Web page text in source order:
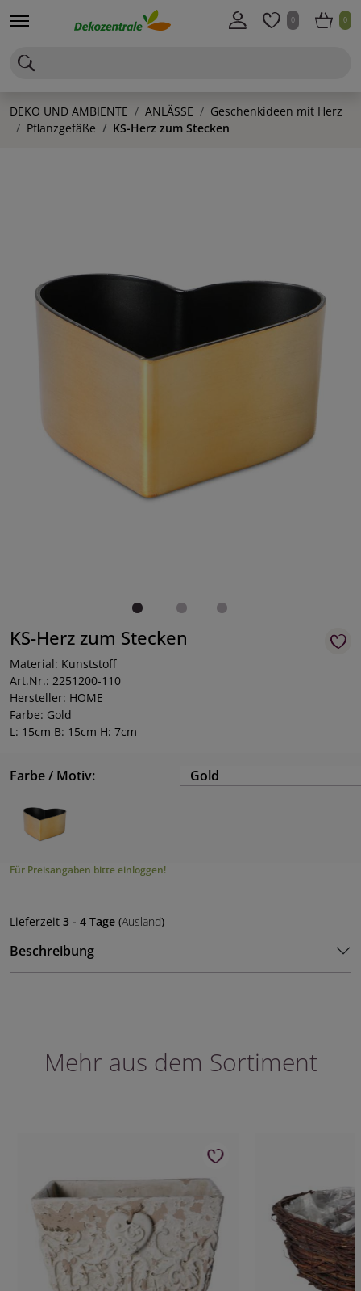
0 0
DEKO UND AMBIENTE ANLÄSSE
Geschenkideen mit Herz
Pflanzgefäße
KS-Herz zum Stecken
KS-Herz zum Stecken
Material: Kunststoff
Art.Nr.: 2251200-110
Hersteller: HOME
Farbe: Gold
L: 15cm B: 15cm H: 7cm
Farbe / Motiv: Gold
Für Preisangaben bitte einloggen!
Lieferzeit 3 - 4 Tage (Ausland)
Beschreibung
Mehr aus dem Sortiment